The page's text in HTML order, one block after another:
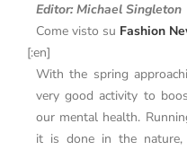
Editor: Michael Singleton
Come visto su Fashion
[:en]
With the spring
very good activity to
our mental health.
it is done in the